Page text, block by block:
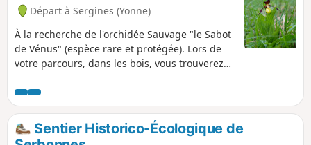
Départ à Sergines (Yonne)
À la recherche de l'orchidée Sauvage "le Sabot
de Vénus" (espèce rare et protégée). Lors de
votre parcours, dans les bois, vous trouverez
et Épipactis purpurata (Hélléborine pourprée).
Sur les pelouses, en lisière et sous les bois
clairs, ce sera plutôt Ophrys scolopax (Ophrys
bécasse), Orchis purpurea (Orchis pourpre) ou
Sentier Historico-Écologique de